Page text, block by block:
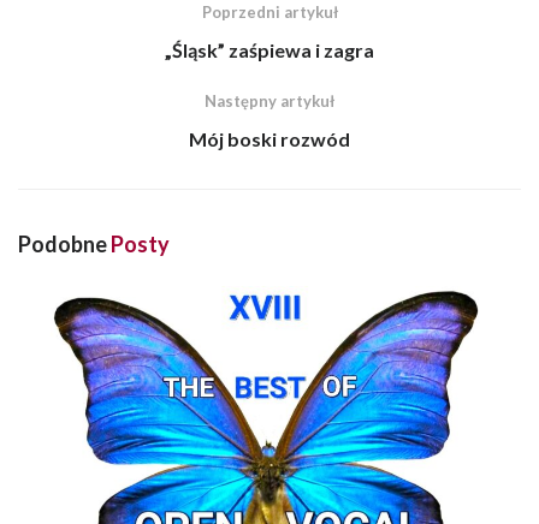
Poprzedni artykuł
„Śląsk” zaśpiewa i zagra
Następny artykuł
Mój boski rozwód
PodobnePosty